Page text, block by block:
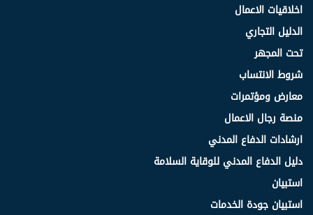
اخلاقيات الاعمال
الدليل التجاري
تحت المجهر
شروط الانتساب
معارض ومؤتمرات
منصة رجال الاعمال
ارشادات الدفاع المدني
دليل الدفاع المدني للوقاية السلامة
استبيان
استبيان جودة الخدمات